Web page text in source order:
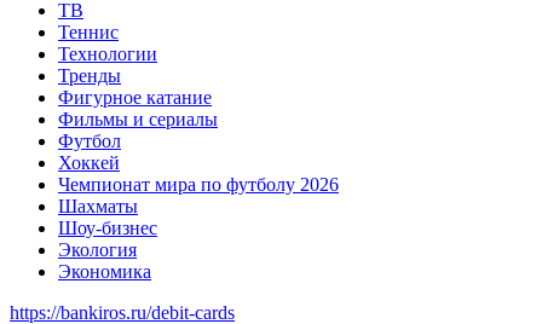
ТВ
Теннис
Технологии
Тренды
Фигурное катание
Фильмы и сериалы
Футбол
Хоккей
Чемпионат мира по футболу 2026
Шахматы
Шоу-бизнес
Экология
Экономика
https://bankiros.ru/debit-cards